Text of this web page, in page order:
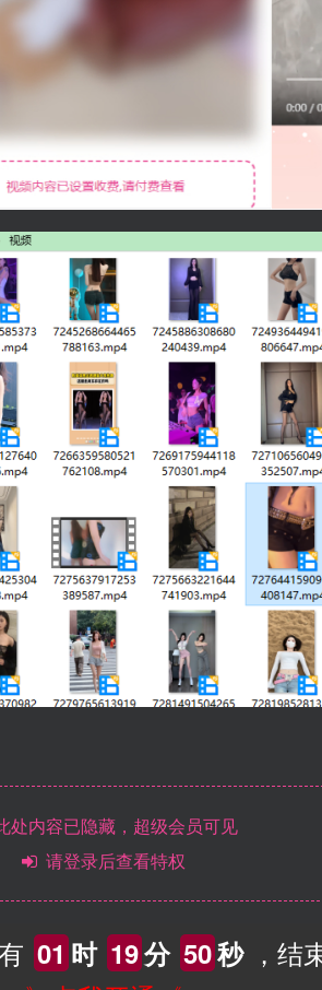
处内容已隐藏，超级会员可见
请登录后查看特权
01 时 19分 49秒，结